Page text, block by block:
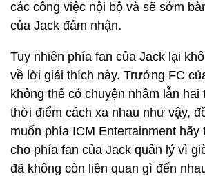
các công việc nội bộ và sẽ sớm
của Jack đảm nhận.
Tuy nhiên phía fan của Jack lại
về lời giải thích này. Trưởng FC
không thể có chuyện nhầm lẫn hai
thời điểm cách xa nhau như vậy,
muốn phía ICM Entertainment hãy
cho phía fan của Jack quản lý vì
đã không còn liên quan gì đến